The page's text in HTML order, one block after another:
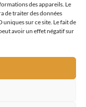
des appareils. Le
de traiter des données
sur ce site. Le fait de
avoir un effet négatif sur
Pins